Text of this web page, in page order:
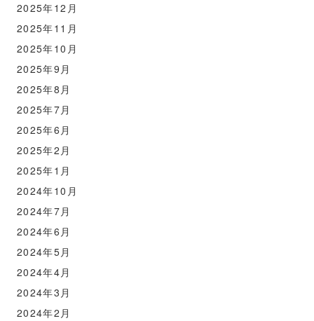
2025年12月
2025年11月
2025年10月
2025年9月
2025年8月
2025年7月
2025年6月
2025年2月
2025年1月
2024年10月
2024年7月
2024年6月
2024年5月
2024年4月
2024年3月
2024年2月